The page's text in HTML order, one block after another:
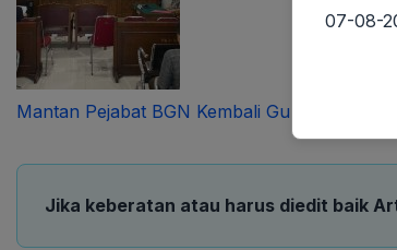
Mantan Pejabat BGN Kembali Guncang
Jika keberatan atau harus diedit baik
07-08-